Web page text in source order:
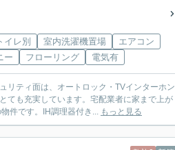
イレ別 室内洗濯機置場
エアコン
ー
フローリング 電気有
リティ面は、オートロック・TVインターホン
ても充実しています。宅配業者に家まで上が
件です。IH調理器付き... もっと見る